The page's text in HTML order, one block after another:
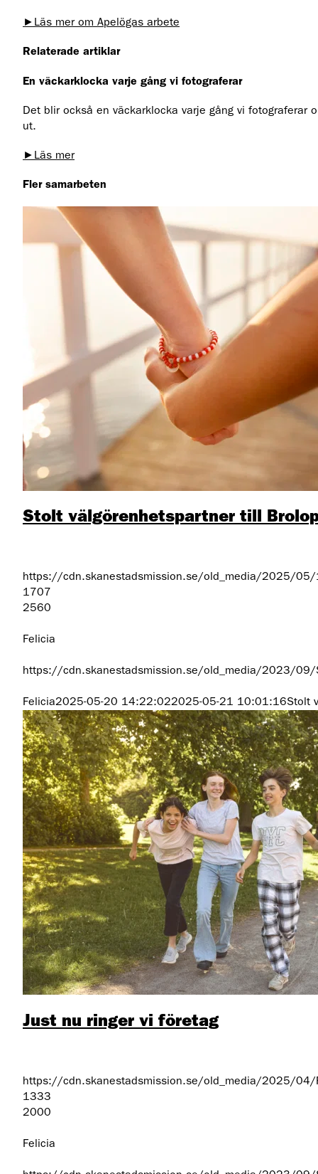
►Läs mer om Apelögas arbete
Relaterade artiklar
En väckarklocka varje gång vi fotograferar
Det blir också en väckarklocka varje gång vi
ut.
►Läs mer
Fler samarbeten
Stolt välgörenhetspartner till
https://cdn.skanestadsmission.se/old_media/2025/05/
1707
2560
Felicia
https://cdn.skanestadsmission.se/old_media/2023/09/
Felicia2025-05-20 14:22:022025-05-21 10:01:16Stolt
Just nu ringer vi företag
https://cdn.skanestadsmission.se/old_media/2025/04/
1333
2000
Felicia